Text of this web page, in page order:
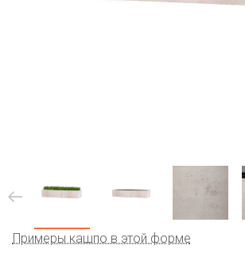
Примеры кашпо в этой форме